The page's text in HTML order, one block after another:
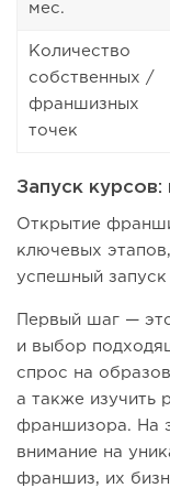
мес.
Количество
собственных /
франшизных
точек
Запуск курсов:
Открытие
ключевых
успешный запуск
Первый шаг —
и выбор
спрос на
а также изучить
франшизора. На
внимание на
франшиз, их